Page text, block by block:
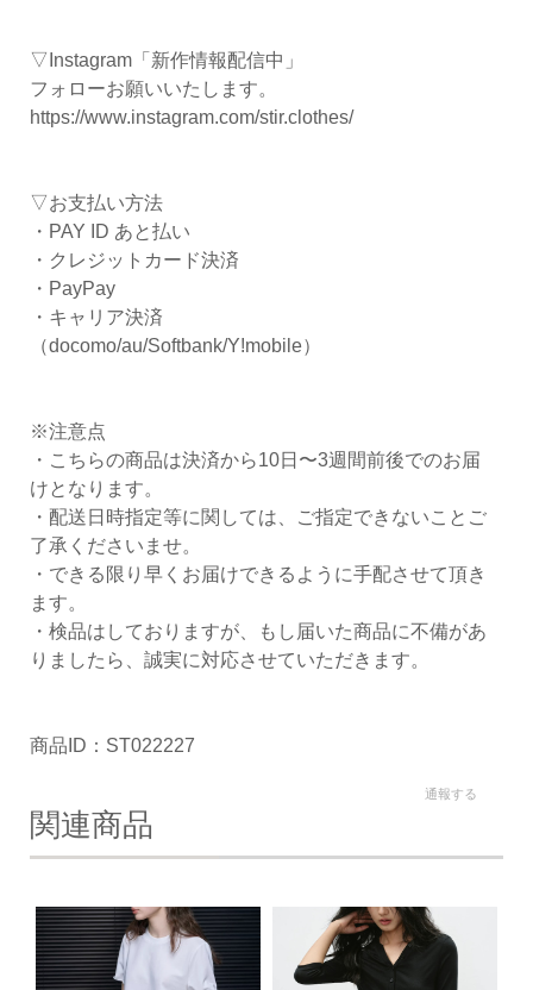
▽Instagram「新作情報配信中」
フォローお願いいたします。
https://www.instagram.com/stir.clothes/
▽お支払い方法
・PAY ID あと払い
・クレジットカード決済
・PayPay
・キャリア決済
（docomo/au/Softbank/Y!mobile）
※注意点
・こちらの商品は決済から10日〜3週間前後でのお届
けとなります。
・配送日時指定等に関しては、ご指定できないことご
了承くださいませ。
・できる限り早くお届けできるように手配させて頂き
ます。
・検品はしておりますが、もし届いた商品に不備があ
りましたら、誠実に対応させていただきます。
商品ID：ST022227
通報する
関連商品